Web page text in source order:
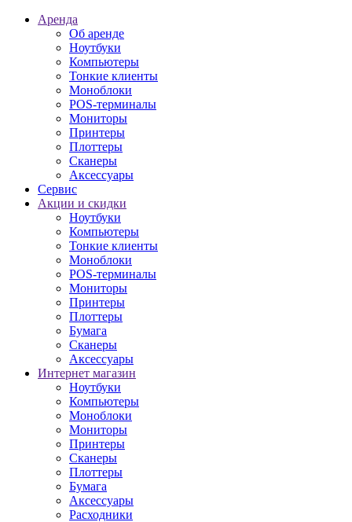
Аренда
Об аренде
Ноутбуки
Компьютеры
Тонкие клиенты
Моноблоки
POS-терминалы
Мониторы
Принтеры
Плоттеры
Сканеры
Аксессуары
Сервис
Акции и скидки
Ноутбуки
Компьютеры
Тонкие клиенты
Моноблоки
POS-терминалы
Мониторы
Принтеры
Плоттеры
Бумага
Сканеры
Аксессуары
Интернет магазин
Ноутбуки
Компьютеры
Моноблоки
Мониторы
Принтеры
Сканеры
Плоттеры
Бумага
Аксессуары
Расходники